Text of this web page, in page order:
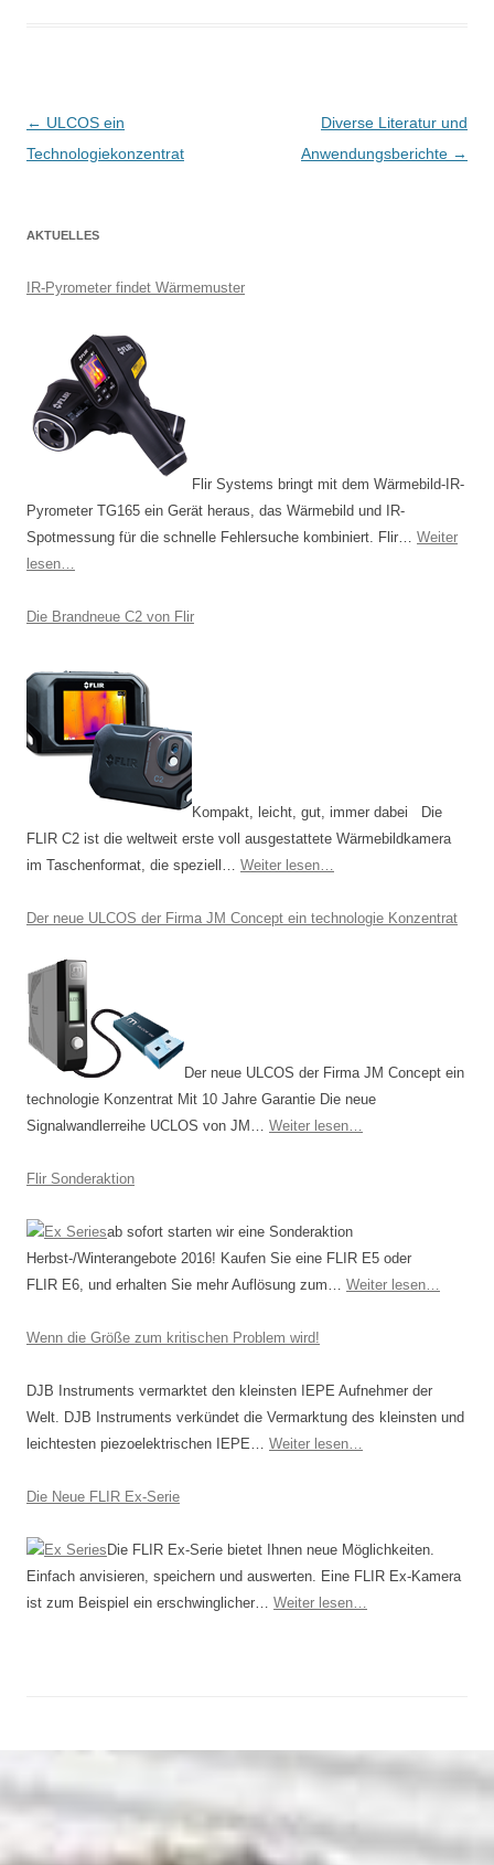
B
e
a
a
a
i
n
← ULCOS ein
Technologiekonzentrat
Diverse Literatur und
Anwendungsberichte →
AKTUELLES
IR-Pyrometer findet Wärmemuster
Flir Systems bringt mit dem Wärmebild-IR-
Pyrometer TG165 ein Gerät heraus, das Wärmebild und IR-
Spotmessung für die schnelle Fehlersuche kombiniert. Flir… Weiter
lesen…
Die Brandneue C2 von Flir
Kompakt, leicht, gut, immer dabei Die
FLIR C2 ist die weltweit erste voll ausgestattete Wärmebildkamera
im Taschenformat, die speziell… Weiter lesen…
Der neue ULCOS der Firma JM Concept ein technologie Konzentrat
Der neue ULCOS der Firma JM Concept ein
technologie Konzentrat Mit 10 Jahre Garantie Die neue
Signalwandlerreihe UCLOS von JM… Weiter lesen…
Flir Sonderaktion
ab sofort starten wir eine Sonderaktion
Herbst-/Winterangebote 2016! Kaufen Sie eine FLIR E5 oder
FLIR E6, und erhalten Sie mehr Auflösung zum… Weiter lesen…
Wenn die Größe zum kritischen Problem wird!
DJB Instruments vermarktet den kleinsten IEPE Aufnehmer der
Welt. DJB Instruments verkündet die Vermarktung des kleinsten und
leichtesten piezoelektrischen IEPE… Weiter lesen…
Die Neue FLIR Ex-Serie
Die FLIR Ex-Serie bietet Ihnen neue Möglich­keiten.
Einfach anvisieren, speichern und auswerten. Eine FLIR Ex-Kamera
ist zum Beispiel ein erschwinglicher… Weiter lesen…